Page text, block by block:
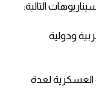
التالية:
ودولية
العسكرية لعدة